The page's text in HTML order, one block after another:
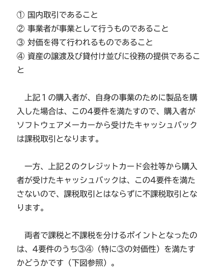
① 国内取引であること
② 事業者が事業として行うものであること
③ 対価を得て行われるものであること
④ 資産の譲渡及び貸付け並びに役務の提供であるこ
と
上記１の購入者が、自身の事業のために製品を購
入した場合は、この4要件を満たすので、購入者が
ソフトウェアメーカーから受けたキャッシュバック
は課税取引となります。
一方、上記２のクレジットカード会社等から購入
者が受けたキャッシュバックは、この4要件を満た
さないので、課税取引とはならずに不課税取引とな
ります。
両者で課税と不課税を分けるポイントとなったの
は、4要件のうち③④（特に③の対価性）を満たす
かどうかです（下図参照）。